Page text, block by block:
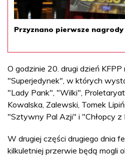
Przyznano pierwsze nagrody
O godzinie 20. drugi dzień
"Superjedynek", w których
"Lady Pank", "Wilki",
Kowalska, Zalewski, Tomek
"Sztywny Pal Azji" i "Chłopcy z
W drugiej części drugiego dnia
kilkuletniej przerwie będą mogli